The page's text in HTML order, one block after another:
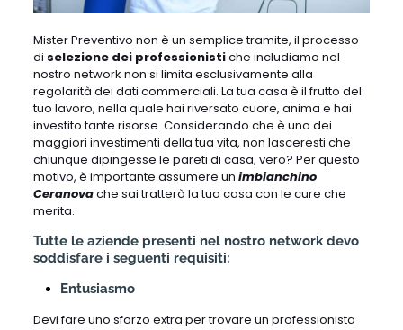
Mister Preventivo non è un semplice tramite, il processo
di selezione dei professionistiche includiamo nel
nostro network non si limita esclusivamente alla
regolarità dei dati commerciali. La tua casa è il frutto del
tuo lavoro, nella quale hai riversato cuore, anima e hai
investito tante risorse. Considerando che è uno dei
maggiori investimenti della tua vita, non lasceresti che
chiunque dipingesse le pareti di casa, vero? Per questo
motivo, è importante assumere un imbianchino
Ceranovache sai tratterà la tua casa con le cure che
merita.
Tutte le aziende presenti nel nostro network devo
soddisfare i seguenti requisiti:
Entusiasmo
Devi fare uno sforzo extra per trovare un professionista